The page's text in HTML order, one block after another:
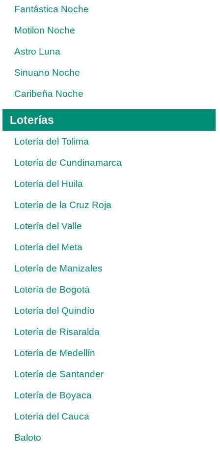
Fantástica Noche
Motilon Noche
Astro Luna
Sinuano Noche
Caribeña Noche
Loterías
Lotería del Tolima
Lotería de Cundinamarca
Lotería del Huila
Lotería de la Cruz Roja
Lotería del Valle
Lotería del Meta
Lotería de Manizales
Lotería de Bogotá
Lotería del Quindío
Lotería de Risaralda
Lotería de Medellín
Lotería de Santander
Lotería de Boyaca
Lotería del Cauca
Baloto